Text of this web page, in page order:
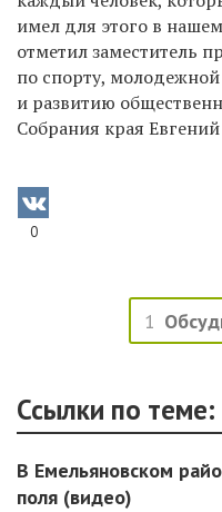
имел для этого в
отметил заместитель
по спорту,
и развитию
Собрания края
0
1
Ссылки по теме:
В Емельяновском
поля (видео)